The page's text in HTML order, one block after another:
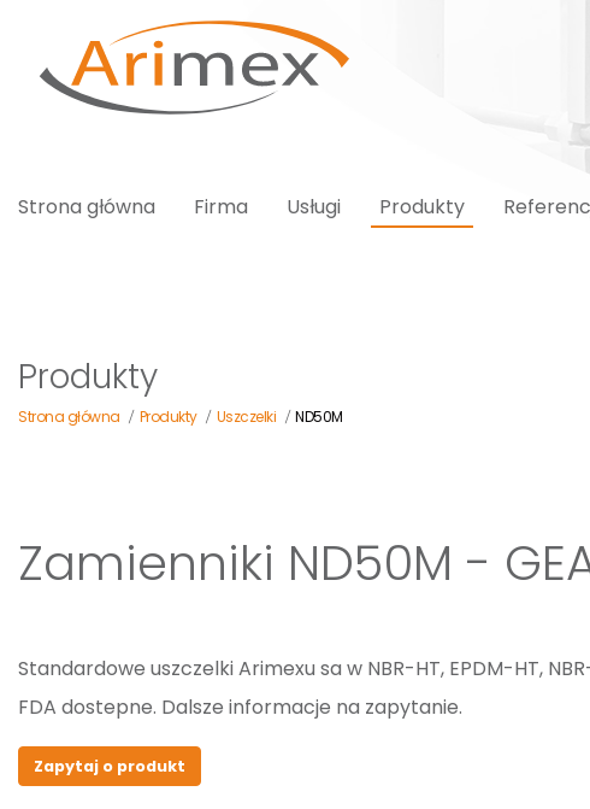
Strona główna Firma Usługi Produkty
Produkty
Strona główna / Produkty / Uszczelki / ND50M
Zamienniki ND50M -
Standardowe uszczelki Arimexu sa w NBR-HT, EPDM-HT,
FDA dostepne. Dalsze informacje na zapytanie.
Zapytaj o produkt